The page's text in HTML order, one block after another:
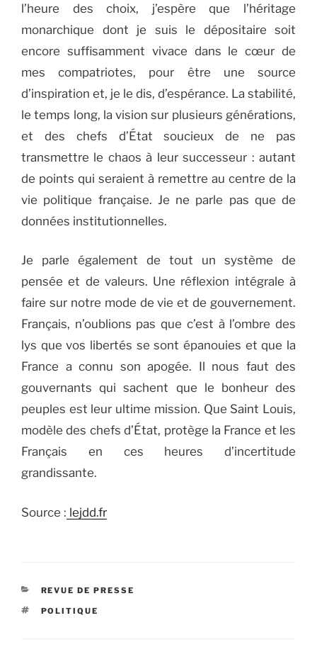
l’heure des choix, j’espère que l’héritage
monarchique dont je suis le dépositaire soit
encore suffisamment vivace dans le cœur de
mes compatriotes, pour être une source
d’inspiration et, je le dis, d’espérance. La stabilité,
le temps long, la vision sur plusieurs générations,
et des chefs d’État soucieux de ne pas
transmettre le chaos à leur successeur : autant
de points qui seraient à remettre au centre de la
vie politique française. Je ne parle pas que de
données institutionnelles.
Je parle également de tout un système de
pensée et de valeurs. Une réflexion intégrale à
faire sur notre mode de vie et de gouvernement.
Français, n’oublions pas que c’est à l’ombre des
lys que vos libertés se sont épanouies et que la
France a connu son apogée. Il nous faut des
gouvernants qui sachent que le bonheur des
peuples est leur ultime mission. Que Saint Louis,
modèle des chefs d’État, protège la France et les
Français en ces heures d’incertitude
grandissante.
Source : lejdd.fr
CATÉGORIES
REVUE DE PRESSE
ÉTIQUETTES
POLITIQUE